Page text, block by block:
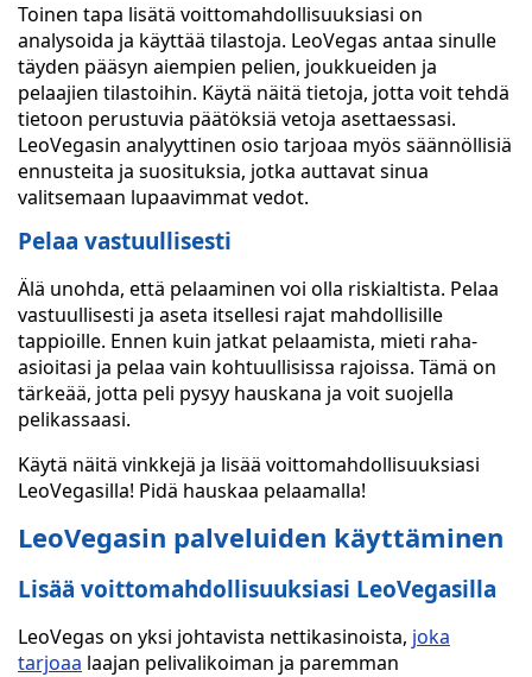
Toinen tapa lisätä voittomahdollisuuksiasi on
analysoida ja käyttää tilastoja. LeoVegas antaa sinulle
täyden pääsyn aiempien pelien, joukkueiden ja
pelaajien tilastoihin. Käytä näitä tietoja, jotta voit tehdä
tietoon perustuvia päätöksiä vetoja asettaessasi.
LeoVegasin analyyttinen osio tarjoaa myös säännöllisiä
ennusteita ja suosituksia, jotka auttavat sinua
valitsemaan lupaavimmat vedot.
Pelaa vastuullisesti
Älä unohda, että pelaaminen voi olla riskialtista. Pelaa
vastuullisesti ja aseta itsellesi rajat mahdollisille
tappioille. Ennen kuin jatkat pelaamista, mieti raha-
asioitasi ja pelaa vain kohtuullisissa rajoissa. Tämä on
tärkeää, jotta peli pysyy hauskana ja voit suojella
pelikassaasi.
Käytä näitä vinkkejä ja lisää voittomahdollisuuksiasi
LeoVegasilla! Pidä hauskaa pelaamalla!
LeoVegasin palveluiden käyttäminen
Lisää voittomahdollisuuksiasi LeoVegasilla
LeoVegas on yksi johtavista nettikasinoista, joka
tarjoaa laajan pelivalikoiman ja paremman